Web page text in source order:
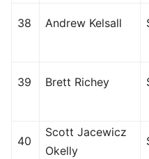
38 Andrew Kelsall
39 Brett Richey
40
Scott Jacewicz
Okelly